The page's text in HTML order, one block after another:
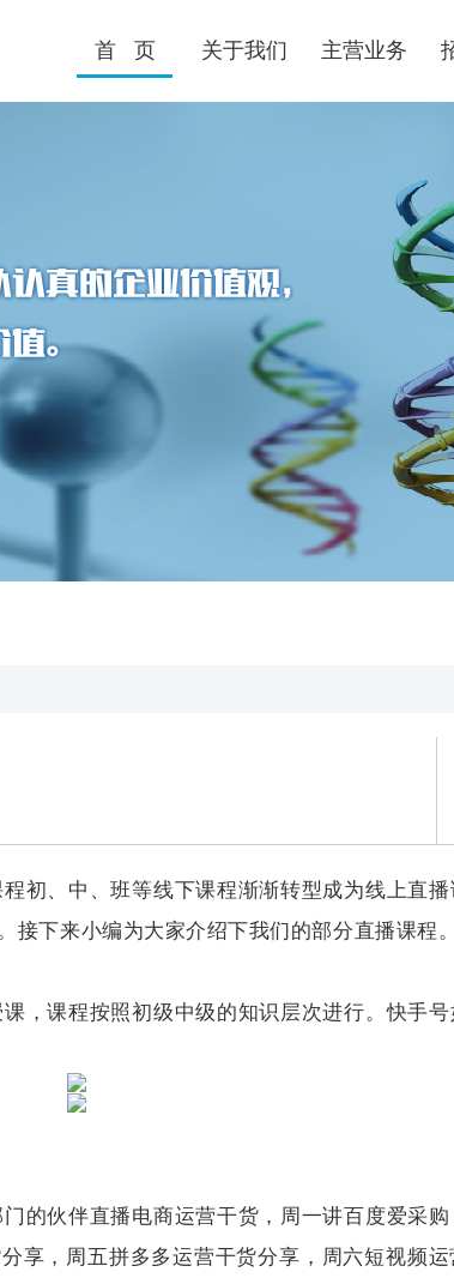
首 页 关于我们 主营业务
初、中、班等线下课程渐渐转型成为线上直播
下来小编为大家介绍下我们的部分直播课程。
，课程按照初级中级的知识层次进行。快手号
的伙伴直播电商运营干货，周一讲百度爱采购
享，周五拼多多运营干货分享，周六短视频运